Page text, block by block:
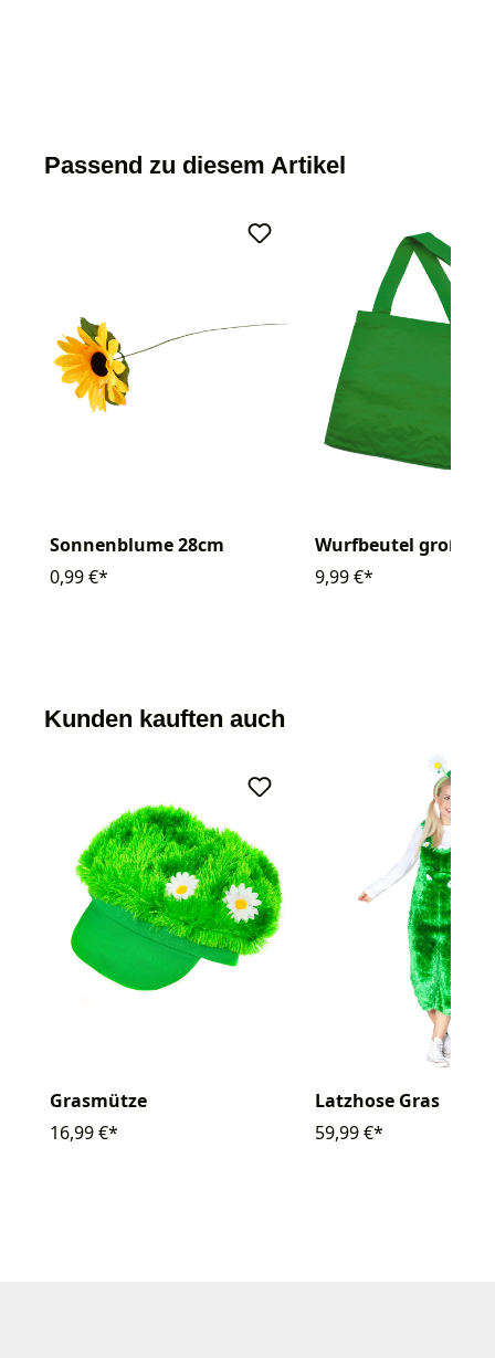
Passend zu diesem Artikel
Sonnenblume 28cm
0,99 €*
Wurfbeutel groß
9,99 €*
Kunden kauften auch
Grasmütze
16,99 €*
Latzhose Gras
59,99 €*